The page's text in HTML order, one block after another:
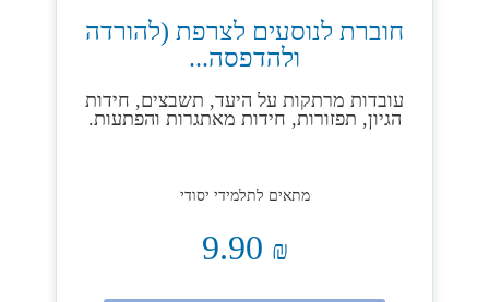
חוברת לנוסעים לצרפת (להורדה
ולהדפסה...
עובדות מרתקות על היעד, תשבצים, חידות
הגיון, תפזורות, חידות מאתגרות והפתעות.
מתאים לתלמידי יסודי
₪